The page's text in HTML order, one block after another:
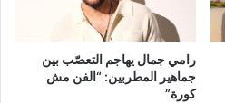
رامي جمال يهاجم التعصّب بين
جماهير المطربين: “الفن مش
كورة”